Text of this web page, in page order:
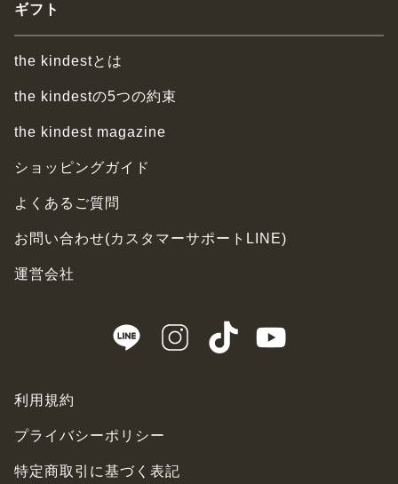
ギフト
the kindestとは
the kindestの5つの約束
the kindest magazine
ショッピングガイド
よくあるご質問
お問い合わせ(カスタマーサポートLINE)
運営会社
利用規約
プライバシーポリシー
特定商取引に基づく表記